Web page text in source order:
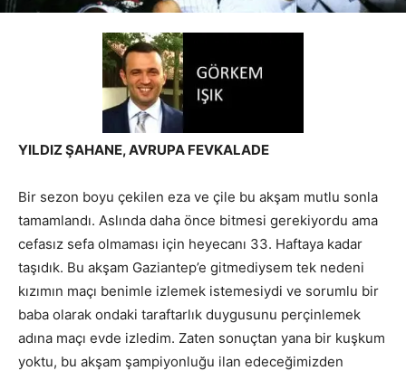
YILDIZ ŞAHANE, AVRUPA FEVKALADE
Bir sezon boyu çekilen eza ve çile bu akşam mutlu sonla
tamamlandı. Aslında daha önce bitmesi gerekiyordu ama
cefasız sefa olmaması için heyecanı 33. Haftaya kadar
taşıdık. Bu akşam Gaziantep’e gitmediysem tek nedeni
kızımın maçı benimle izlemek istemesiydi ve sorumlu bir
baba olarak ondaki taraftarlık duygusunu perçinlemek
adına maçı evde izledim. Zaten sonuçtan yana bir kuşkum
yoktu, bu akşam şampiyonluğu ilan edeceğimizden